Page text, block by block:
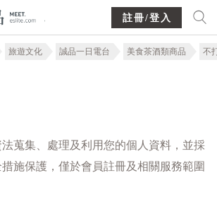
註冊/登入
旅遊文化 誠品一日電台 美食茶酒類商品 不
法蒐集、處理及利用您的個人資料，並採
施保護，僅於會員註冊及相關服務範圍